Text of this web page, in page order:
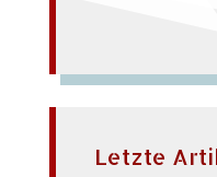
Letzte